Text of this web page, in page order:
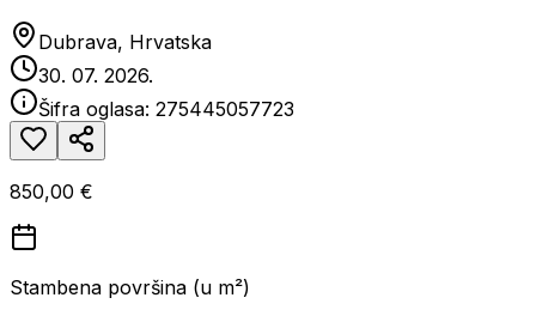
Dubrava, Hrvatska
30. 07. 2026.
Šifra oglasa: 275445057723
850,00 €
Stambena površina (u m²)